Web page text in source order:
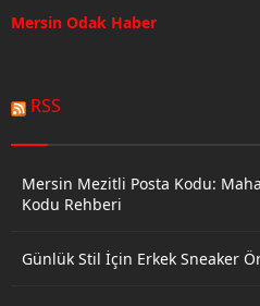
Mersin Odak Haber
RSS
Mersin Mezitli Posta Kodu:
Kodu Rehberi
Günlük Stil İçin Erkek Sneaker